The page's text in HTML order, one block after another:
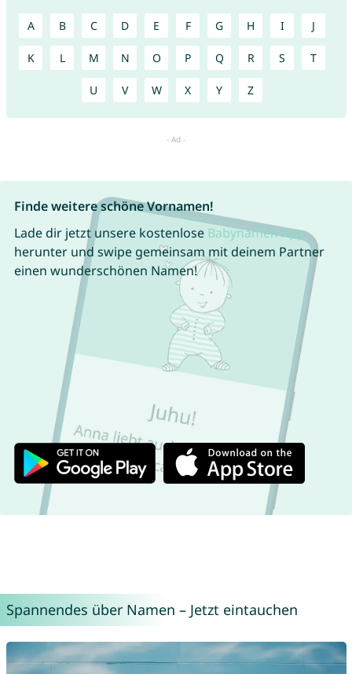
A B C D E F G H I J
K L M N O P Q R S T
U V W X Y Z
Finde weitere schöne Vornamen!
Lade dir jetzt unsere kostenlose Babynamen App
herunter und swipe gemeinsam mit deinem Partner
einen wunderschönen Namen!
Spannendes über Namen – Jetzt eintauchen